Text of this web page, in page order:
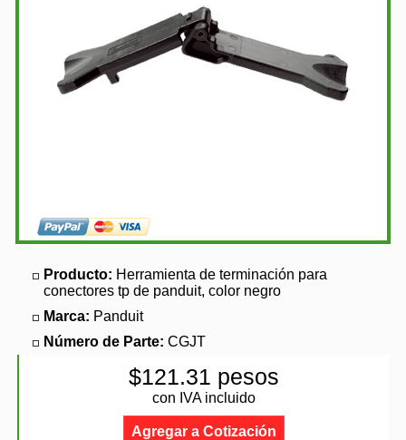
Producto: Herramienta de terminación para
conectores tp de panduit, color negro
Marca: Panduit
Número de Parte: CGJT
$121.31 pesos
con IVA incluido
Agregar a Cotización